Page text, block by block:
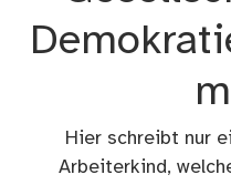
Hier schreibt nur
Arbeiterkind,